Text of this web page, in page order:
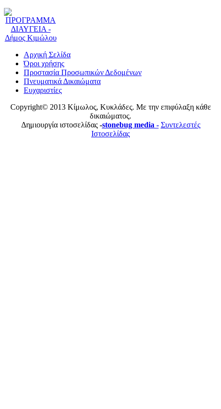
Αρχική Σελίδα
Όροι χρήσης
Προστασία Προσωπικών Δεδομένων
Πνευματικά Δικαιώματα
Ευχαριστίες
Copyright© 2013 Κίμωλος, Κυκλάδες. Με την επιφύλαξη κάθε
δικαιώματος.
Δημιουργία ιστοσελίδας-stonebug media - Συντελεστές
Ιστοσελίδας